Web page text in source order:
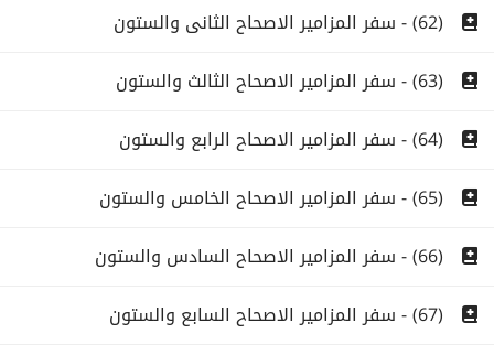
(62) - سفر المزامير الاصحاح الثانى والستون
(63) - سفر المزامير الاصحاح الثالث والستون
(64) - سفر المزامير الاصحاح الرابع والستون
(65) - سفر المزامير الاصحاح الخامس والستون
(66) - سفر المزامير الاصحاح السادس والستون
(67) - سفر المزامير الاصحاح السابع والستون